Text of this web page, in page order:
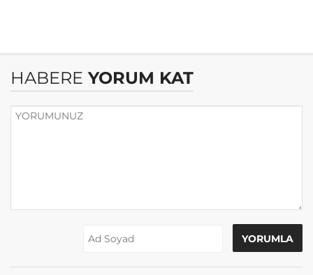
HABERE YORUM KAT